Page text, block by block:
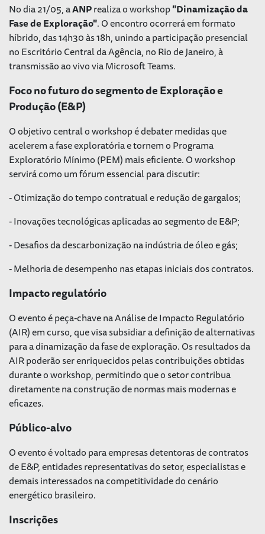
No dia 21/05, aANPrealiza o workshop"Dinamização da
Fase de Exploração". O encontro ocorrerá em formato
híbrido, das 14h30 às 18h, unindo a participação presencial
no Escritório Central da Agência, no Rio de Janeiro, à
transmissão ao vivo via Microsoft Teams.
Foco no futuro do segmento de Exploração e
Produção (E&P)
O objetivo central o workshop é debater medidas que
acelerem a fase exploratória e tornem o Programa
Exploratório Mínimo (PEM) mais eficiente. O workshop
servirá como um fórum essencial para discutir:
- Otimização do tempo contratual e redução de gargalos;
- Inovações tecnológicas aplicadas ao segmento de E&P;
- Desafios da descarbonização na indústria de óleo e gás;
- Melhoria de desempenho nas etapas iniciais dos contratos.
Impacto regulatório
O evento é peça-chave na Análise de Impacto Regulatório
(AIR) em curso, que visa subsidiar a definição de alternativas
para a dinamização da fase de exploração. Os resultados da
AIR poderão ser enriquecidos pelas contribuições obtidas
durante o workshop, permitindo que o setor contribua
diretamente na construção de normas mais modernas e
eficazes.
Público-alvo
O evento é voltado para empresas detentoras de contratos
de E&P, entidades representativas do setor, especialistas e
demais interessados na competitividade do cenário
energético brasileiro.
Inscrições